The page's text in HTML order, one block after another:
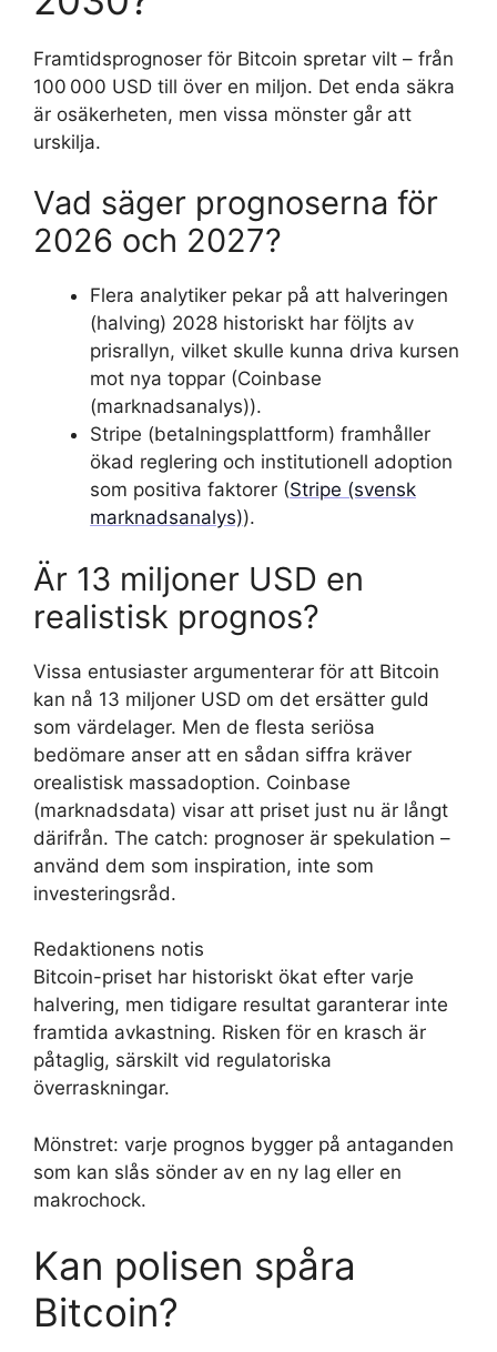
Framtidsprognoser för Bitcoin spretar vilt – från
100 000 USD till över en miljon. Det enda säkra
är osäkerheten, men vissa mönster går att
urskilja.
Vad säger prognoserna för
2026 och 2027?
Flera analytiker pekar på att halveringen
(halving) 2028 historiskt har följts av
prisrallyn, vilket skulle kunna driva kursen
mot nya toppar (Coinbase
(marknadsanalys)).
Stripe (betalningsplattform) framhåller
ökad reglering och institutionell adoption
som positiva faktorer (Stripe (svensk
marknadsanalys)).
Är 13 miljoner USD en
realistisk prognos?
Vissa entusiaster argumenterar för att Bitcoin
kan nå 13 miljoner USD om det ersätter guld
som värdelager. Men de flesta seriösa
bedömare anser att en sådan siffra kräver
orealistisk massadoption. Coinbase
(marknadsdata) visar att priset just nu är långt
därifrån. The catch: prognoser är spekulation –
använd dem som inspiration, inte som
investeringsråd.
Redaktionens notis
Bitcoin-priset har historiskt ökat efter varje
halvering, men tidigare resultat garanterar inte
framtida avkastning. Risken för en krasch är
påtaglig, särskilt vid regulatoriska
överraskningar.
Mönstret: varje prognos bygger på antaganden
som kan slås sönder av en ny lag eller en
makrochock.
Kan polisen spåra
Bitcoin?